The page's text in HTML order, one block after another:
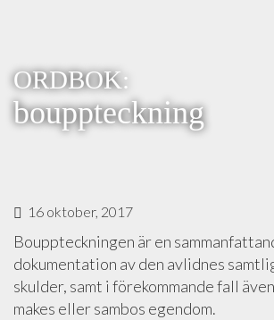
ORDBOK:
bouppteckning
16 oktober, 2017
Bouppteckningen är en
dokumentation av den avlidnes
skulder, samt i förekommande fall
makes eller sambos egendom.